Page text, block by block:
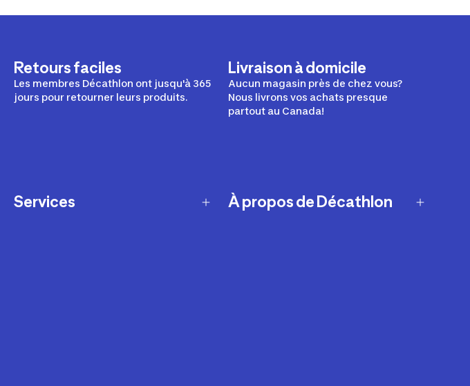
Retours faciles
Les membres Décathlon ont jusqu'à 365
jours pour retourner leurs produits.
Livraison à domicile
Aucun magasin près de chez vous?
Nous livrons vos achats presque
partout au Canada!
Services À propos de Décathlon